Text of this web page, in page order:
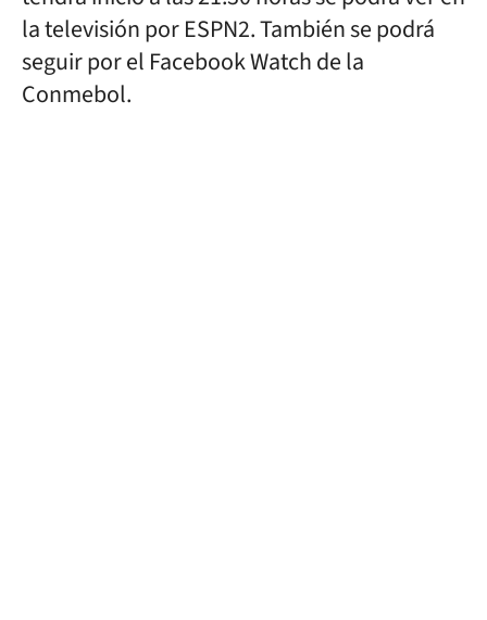
la televisión por ESPN2. También se podrá
seguir por el Facebook Watch de la
Conmebol.